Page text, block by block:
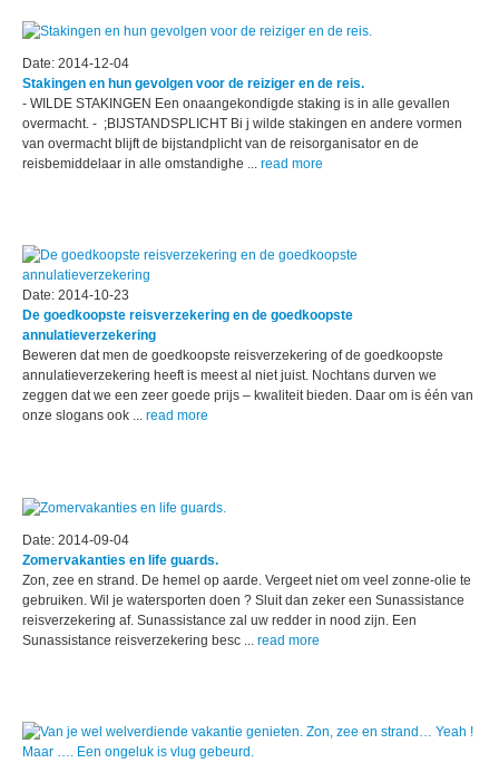
Date: 2014-12-04
Stakingen en hun gevolgen voor de reiziger en de reis.
- WILDE STAKINGEN Een onaangekondigde staking is in alle gevallen
overmacht. - ;BIJSTANDSPLICHT Bi j wilde stakingen en andere vormen
van overmacht blijft de bijstandplicht van de reisorganisator en de
reisbemiddelaar in alle omstandighe ... read more
Date: 2014-10-23
De goedkoopste reisverzekering en de goedkoopste
annulatieverzekering
Beweren dat men de goedkoopste reisverzekering of de goedkoopste
annulatieverzekering heeft is meest al niet juist. Nochtans durven we
zeggen dat we een zeer goede prijs – kwaliteit bieden. Daar om is één van
onze slogans ook ... read more
Date: 2014-09-04
Zomervakanties en life guards.
Zon, zee en strand. De hemel op aarde. Vergeet niet om veel zonne-olie te
gebruiken. Wil je watersporten doen ? Sluit dan zeker een Sunassistance
reisverzekering af. Sunassistance zal uw redder in nood zijn. Een
Sunassistance reisverzekering besc ... read more